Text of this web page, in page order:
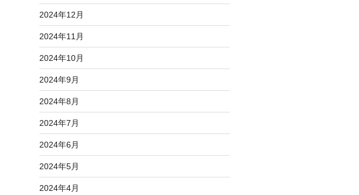
2024年12月
2024年11月
2024年10月
2024年9月
2024年8月
2024年7月
2024年6月
2024年5月
2024年4月